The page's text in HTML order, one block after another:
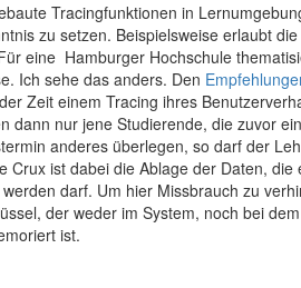
Tracingfunktionen in
zu setzen. Beispielsweise erlaubt
eine Hamburger Hochschule
Ich sehe das anders. Den
Zeit einem Tracing ihres
dann nur jene Studierende, die zuvor
anderes überlegen, so darf der
Crux ist dabei die Ablage der Daten,
darf. Um hier Missbrauch zu
der weder im System, noch bei
ist.